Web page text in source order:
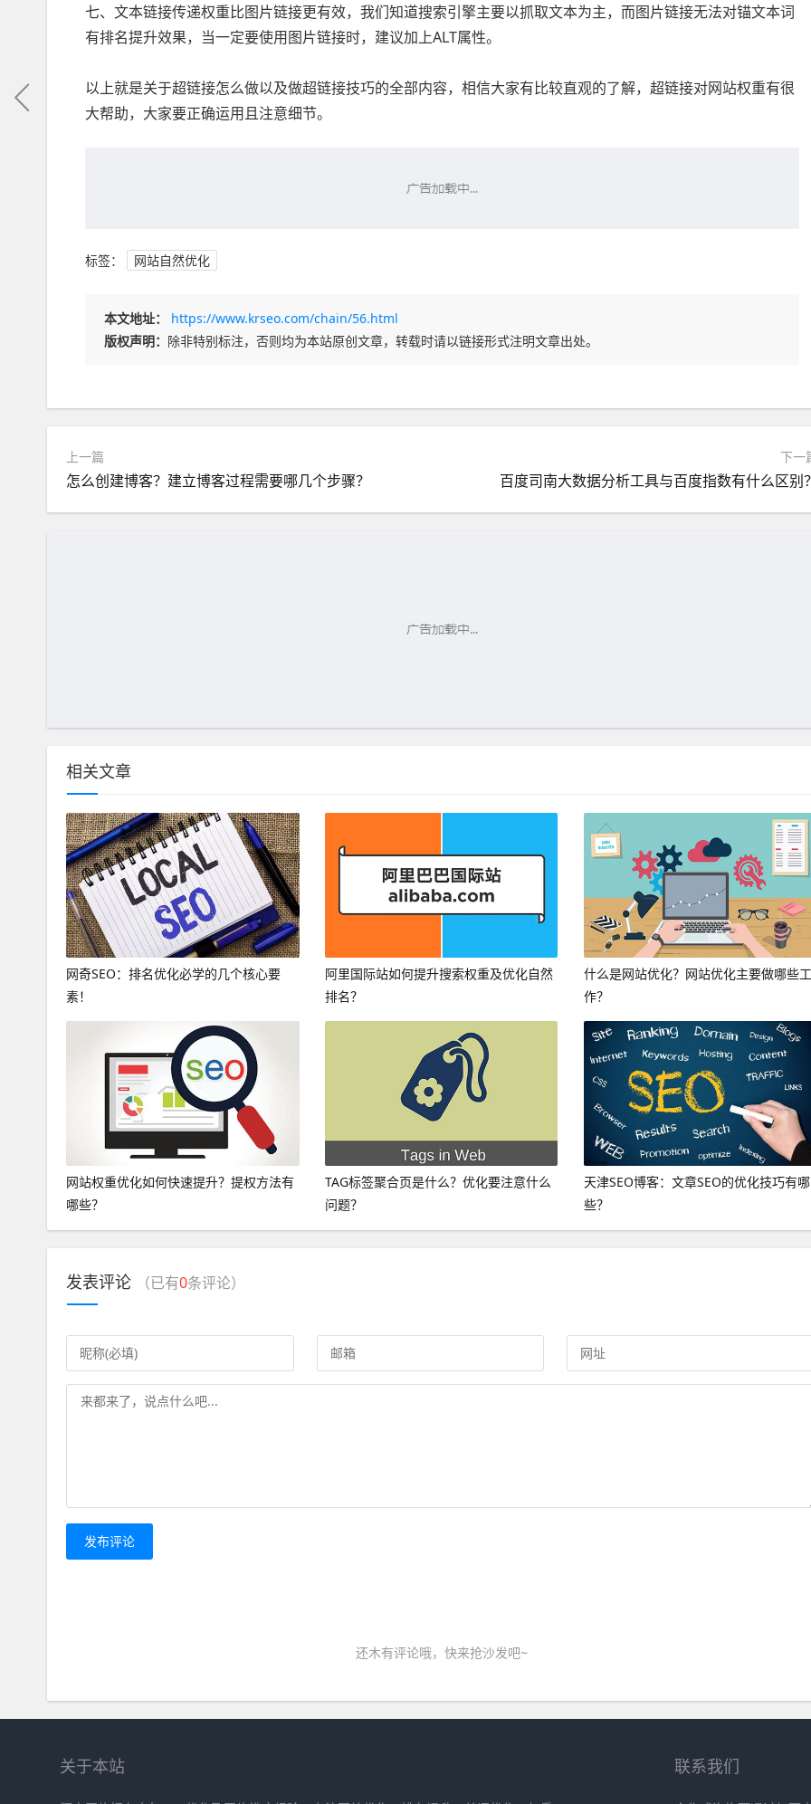
七、文本链接传递权重比图片链接更有效，我们知道搜索引擎主要以抓取文本为主，而图片链接无法对锚文本词
有排名提升效果，当一定要使用图片链接时，建议加上ALT属性。
以上就是关于超链接怎么做以及做超链接技巧的全部内容，相信大家有比较直观的了解，超链接对网站权重有很
大帮助，大家要正确运用且注意细节。
标签： 网站自然优化
本文地址：
https://www.krseo.com/chain/56.html
版权声明： 除非特别标注，否则均为本站原创文章，转载时请以链接形式注明文章出处。
上一篇
怎么创建博客？建立博客过程需要哪几个步骤？
下一
百度司南大数据分析工具与百度指数有什么区别
相关文章
网奇SEO：排名优化必学的几个核心要
素！
阿里国际站如何提升搜索权重及优化自然
排名？
什么是网站优化？网站优化主要做哪些工
作？
网站权重优化如何快速提升？提权方法有
哪些？
TAG标签聚合页是什么？优化要注意什么
问题？
天津SEO博客：文章SEO的优化技巧有哪
些？
发表评论 （已有0条评论）
发布评论
还木有评论哦，快来抢沙发吧~
关于本站 联系我们